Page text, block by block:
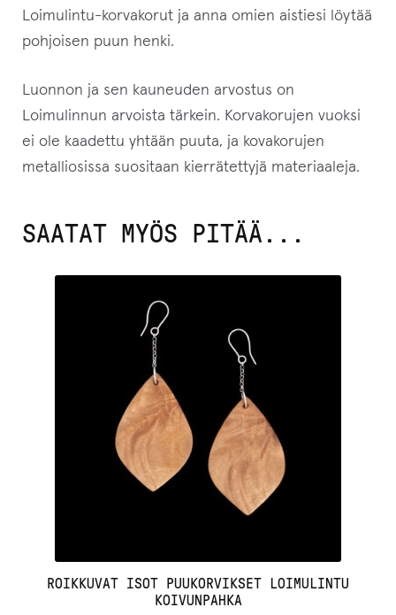
Loimulintu-korvakorut ja anna omien aistiesi löytää
pohjoisen puun henki.
Luonnon ja sen kauneuden arvostus on
Loimulinnun arvoista tärkein. Korvakorujen vuoksi
ei ole kaadettu yhtään puuta, ja kovakorujen
metalliosissa suositaan kierrätettyjä materiaaleja.
SAATAT MYÖS PITÄÄ...
ROIKKUVAT ISOT PUUKORVIKSET LOIMULINTU
KOIVUNPAHKA